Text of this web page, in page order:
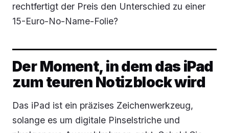
rechtfertigt der Preis den Unterschied zu einer
15-Euro-No-Name-Folie?
Der Moment, in dem das iPad
zum teuren Notizblock wird
Das iPad ist ein präzises Zeichenwerkzeug,
solange es um digitale Pinselstriche und